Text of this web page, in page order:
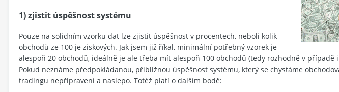
1) zjistit úspěšnost systému
Pouze na solidním vzorku dat lze zjistit úspěšnost v procentech, neboli kolik
obchodů ze 100 je ziskových. Jak jsem již říkal, minimální potřebný vzorek je
alespoň 20 obchodů, ideálně je ale třeba mít alespoň 100 obchodů (tedy rozhodně v případě
Pokud neznáme předpokládanou, přibližnou úspěšnost systému, který se chystáme
tradingu nepřipravení a naslepo. Totéž platí o dalším bodě: